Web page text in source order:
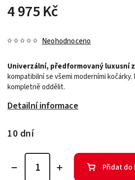
4 975 Kč
Neohodnoceno
Univerzální, předformovaný luxusní
kompatibilní se všemi moderními kočárky.
kompletně oddělit.
Detailní informace
10 dní
Přidat do